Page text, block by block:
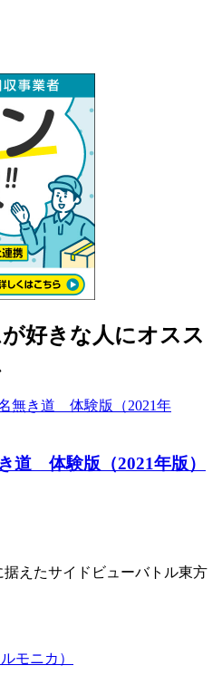
好きな人にオスス
道 体験版（2021年版）
えたサイドビューバトル東方